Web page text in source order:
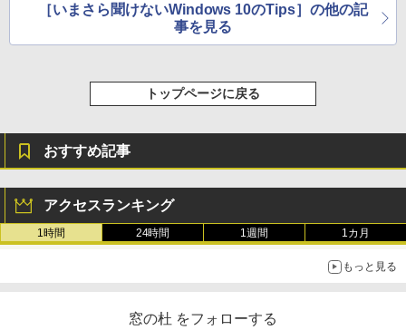
［いまさら聞けないWindows 10のTips］の他の記
事を見る
トップページに戻る
おすすめ記事
アクセスランキング
1時間 24時間 1週間 1カ月
もっと見る
窓の杜 をフォローする